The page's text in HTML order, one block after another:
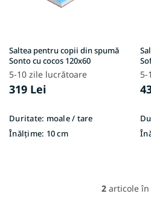
u
i
u
s
e
Saltea pentru copii din spumă
Sonto cu cocos 120x60
5-10 zile lucrătoare
319 Lei
Duritate: moale / tare
Înălțime: 10 cm
5-
C
2articole în